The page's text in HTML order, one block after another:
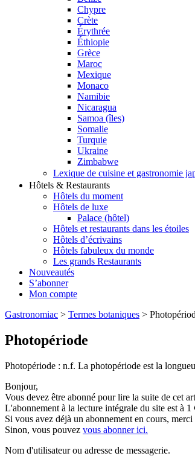
Chypre
Crète
Érythrée
Éthiopie
Grèce
Maroc
Mexique
Monaco
Namibie
Nicaragua
Samoa (îles)
Somalie
Turquie
Ukraine
Zimbabwe
Lexique de cuisine et gastronomie
Hôtels & Restaurants
Hôtels du moment
Hôtels de luxe
Palace (hôtel)
Hôtels et restaurants dans les étoiles
Hôtels d’écrivains
Hôtels fabuleux du monde
Les grands Restaurants
Nouveautés
S’abonner
Mon compte
Gastronomiac > Termes botaniques >
Photopériode
Photopériode : n.f. La photopériode est la
Bonjour,
Vous devez être abonné pour lire la suite de cet
L'abonnement à la lecture intégrale du site est à
Si vous avez déjà un abonnement en cours,
Sinon, vous pouvez vous abonner ici.
Nom d'utilisateur ou adresse de messagerie.